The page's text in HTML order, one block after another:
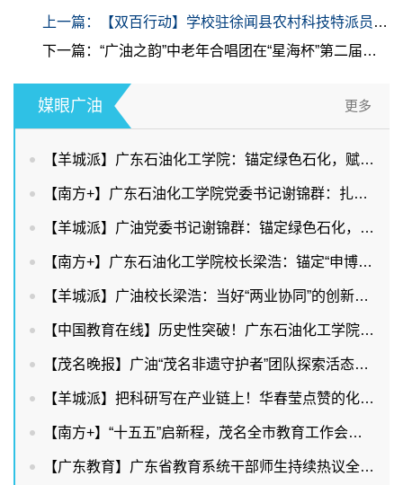
上一篇：【双百行动】学校驻徐闻县农村科技特派员团队开展“美育·德​育·人工智能·心理” 系列培训
下一篇：“广油之韵”中老年合唱团在“星海杯”第二届广州中老年合唱比赛荣获金奖
媒眼广油 更多
【羊城派】广东石油化工学院：锚定绿色石化，赋能两业协同
【南方+】广东石油化工学院党委书记谢锦群：扎根石化产业，赋能广东现代化产业体系建设
【羊城派】广油党委书记谢锦群：锚定绿色石化，赋能两业协同
【南方+】广东石油化工学院校长梁浩：锚定“申博改大”目标，持续提升服务能级
【羊城派】广油校长梁浩：当好“两业协同”的创新策源者和人才供给者
【中国教育在线】历史性突破！广东石油化工学院首获省教学成果奖特等奖，多项数据创新高！
【茂名晚报】广油“茂名非遗守护者”团队探索活态传承新路
【羊城派】把科研写在产业链上！华春莹点赞的化橘红背后有广油硬核力量
【南方+】“十五五”启新程，茂名全市教育工作会议释放出哪些重要信号？
【广东教育】广东省教育系统干部师生持续热议全国两会教育话题